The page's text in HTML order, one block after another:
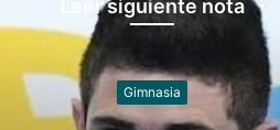
Leer siguiente nota
Juegos